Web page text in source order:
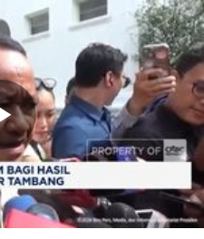
Memutarkan
Video